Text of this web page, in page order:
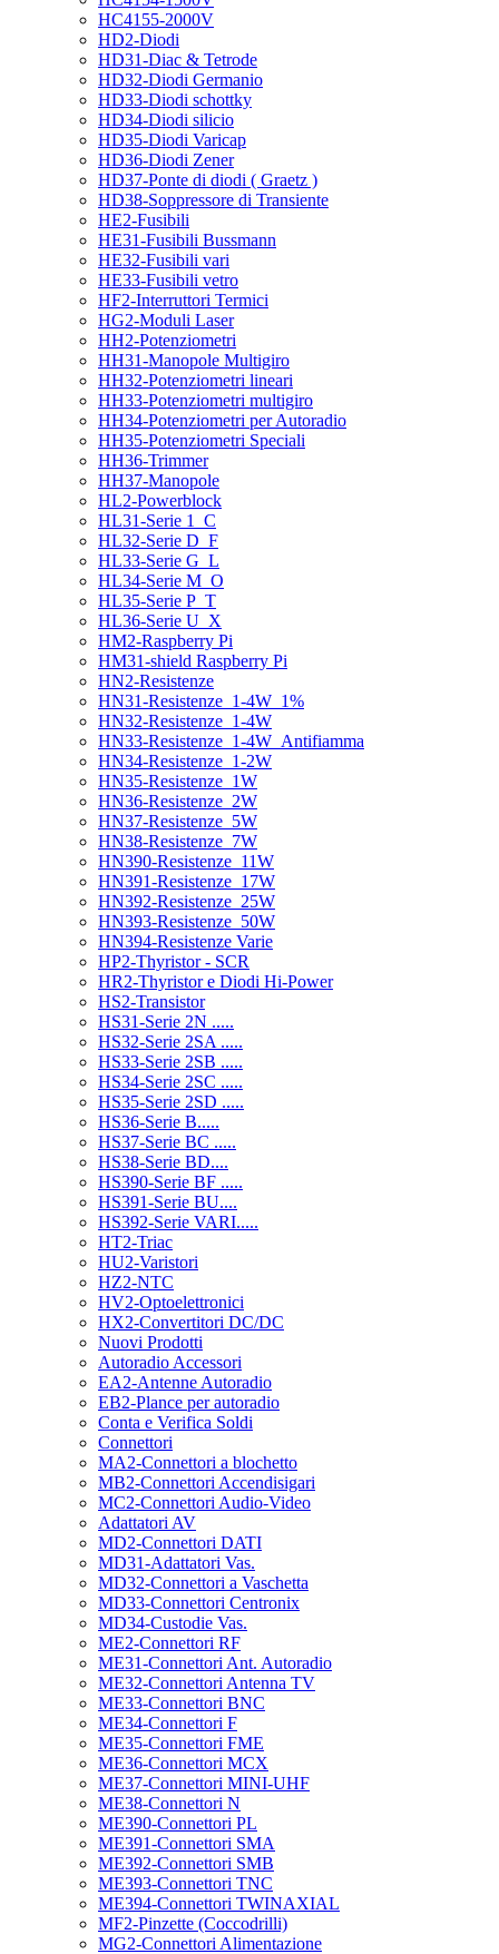
HC4155-2000V
HD2-Diodi
HD31-Diac & Tetrode
HD32-Diodi Germanio
HD33-Diodi schottky
HD34-Diodi silicio
HD35-Diodi Varicap
HD36-Diodi Zener
HD37-Ponte di diodi ( Graetz )
HD38-Soppressore di Transiente
HE2-Fusibili
HE31-Fusibili Bussmann
HE32-Fusibili vari
HE33-Fusibili vetro
HF2-Interruttori Termici
HG2-Moduli Laser
HH2-Potenziometri
HH31-Manopole Multigiro
HH32-Potenziometri lineari
HH33-Potenziometri multigiro
HH34-Potenziometri per Autoradio
HH35-Potenziometri Speciali
HH36-Trimmer
HH37-Manopole
HL2-Powerblock
HL31-Serie 1_C
HL32-Serie D_F
HL33-Serie G_L
HL34-Serie M_O
HL35-Serie P_T
HL36-Serie U_X
HM2-Raspberry Pi
HM31-shield Raspberry Pi
HN2-Resistenze
HN31-Resistenze_1-4W_1%
HN32-Resistenze_1-4W
HN33-Resistenze_1-4W_Antifiamma
HN34-Resistenze_1-2W
HN35-Resistenze_1W
HN36-Resistenze_2W
HN37-Resistenze_5W
HN38-Resistenze_7W
HN390-Resistenze_11W
HN391-Resistenze_17W
HN392-Resistenze_25W
HN393-Resistenze_50W
HN394-Resistenze Varie
HP2-Thyristor - SCR
HR2-Thyristor e Diodi Hi-Power
HS2-Transistor
HS31-Serie 2N .....
HS32-Serie 2SA .....
HS33-Serie 2SB .....
HS34-Serie 2SC .....
HS35-Serie 2SD .....
HS36-Serie B.....
HS37-Serie BC .....
HS38-Serie BD....
HS390-Serie BF .....
HS391-Serie BU....
HS392-Serie VARI.....
HT2-Triac
HU2-Varistori
HZ2-NTC
HV2-Optoelettronici
HX2-Convertitori DC/DC
Nuovi Prodotti
Autoradio Accessori
EA2-Antenne Autoradio
EB2-Plance per autoradio
Conta e Verifica Soldi
Connettori
MA2-Connettori a blochetto
MB2-Connettori Accendisigari
MC2-Connettori Audio-Video
Adattatori AV
MD2-Connettori DATI
MD31-Adattatori Vas.
MD32-Connettori a Vaschetta
MD33-Connettori Centronix
MD34-Custodie Vas.
ME2-Connettori RF
ME31-Connettori Ant. Autoradio
ME32-Connettori Antenna TV
ME33-Connettori BNC
ME34-Connettori F
ME35-Connettori FME
ME36-Connettori MCX
ME37-Connettori MINI-UHF
ME38-Connettori N
ME390-Connettori PL
ME391-Connettori SMA
ME392-Connettori SMB
ME393-Connettori TNC
ME394-Connettori TWINAXIAL
MF2-Pinzette (Coccodrilli)
MG2-Connettori Alimentazione